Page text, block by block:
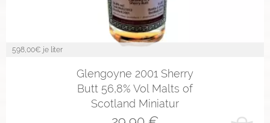
598,00€ je liter
Glengoyne 2001 Sherry
Butt 56,8% Vol Malts of
Scotland Miniatur